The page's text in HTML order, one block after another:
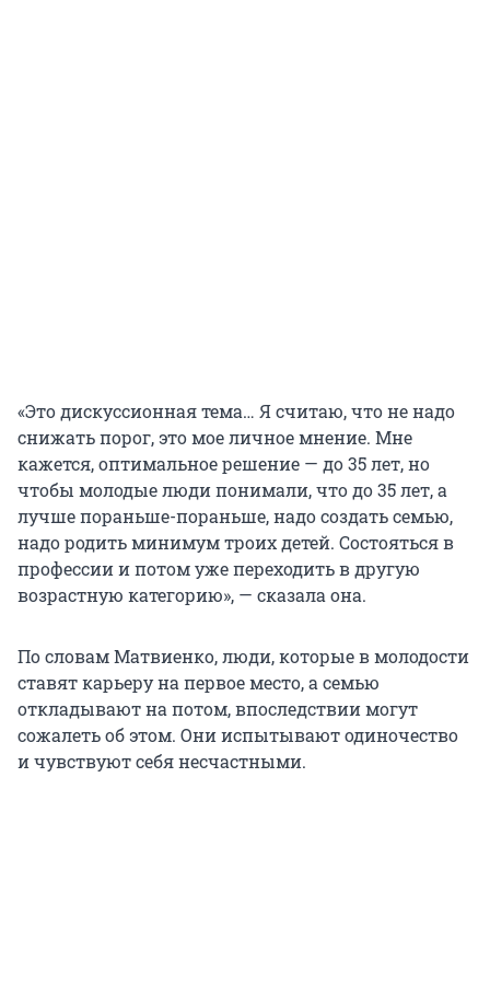
«Это дискуссионная тема… Я считаю, что не надо
снижать порог, это мое личное мнение. Мне
кажется, оптимальное решение — до 35 лет, но
чтобы молодые люди понимали, что до 35 лет, а
лучше пораньше-пораньше, надо создать семью,
надо родить минимум троих детей. Состояться в
профессии и потом уже переходить в другую
возрастную категорию», — сказала она.
По словам Матвиенко, люди, которые в молодости
ставят карьеру на первое место, а семью
откладывают на потом, впоследствии могут
сожалеть об этом. Они испытывают одиночество
и чувствуют себя несчастными.